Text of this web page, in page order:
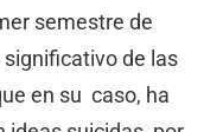
semestre de
de las
en su caso, ha